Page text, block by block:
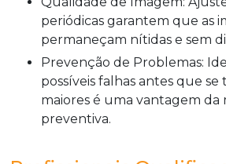
periódicas garantem que as
permaneçam nítidas e sem
Prevenção de Problemas: Identificar e corrigir
possíveis falhas antes que
maiores é uma vantagem
preventiva.